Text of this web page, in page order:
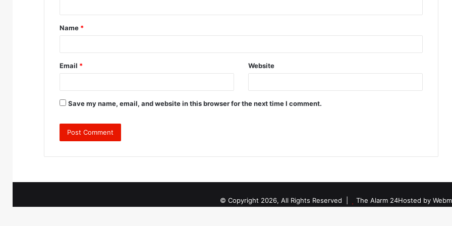
t
*
Name *
Email * Website
Save my name, email, and website in this browser for the next time I comment.
© Copyright 2026, All Rights Reserved | The Alarm 24Hosted by